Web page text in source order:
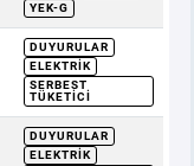
YEK-G
DUYURULAR
ELEKTRIK
SERBEST
TÜKETICI
DUYURULAR
ELEKTRIK